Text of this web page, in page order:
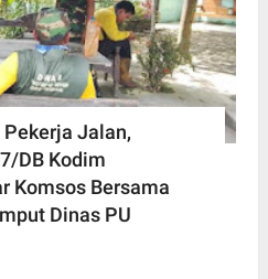
Jalan,
DB Kodim
Komsos Bersama
Dinas PU